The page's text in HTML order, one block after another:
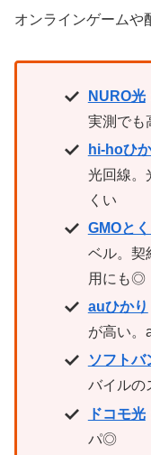
オンラインゲームや
NURO光
実測でも
hi-hoひ
光回線。
くい
GMOと
ベル。契
用にも◎
auひかり
が高い。
ソフトバ
バイル
ドコモ光
パ◎